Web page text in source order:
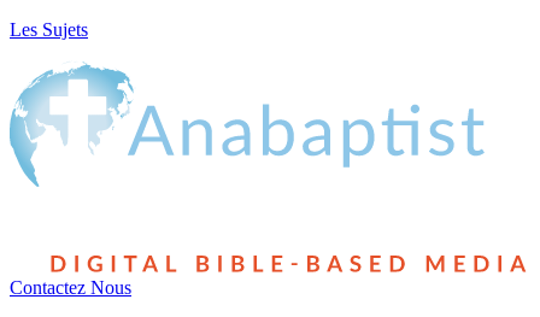
Les Sujets
Contactez Nous